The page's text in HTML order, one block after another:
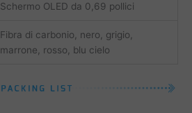
Schermo OLED da 0,69 pollici
Fibra di carbonio, nero, grigio,
marrone, rosso, blu cielo